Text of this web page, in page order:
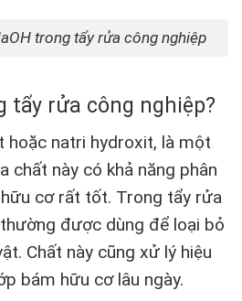
trong tẩy rửa công nghiệp
tẩy rửa công nghiệp?
hoặc natri hydroxit, là một
chất này có khả năng phân
cơ rất tốt. Trong tẩy rửa
được dùng để loại bỏ
Chất này cũng xử lý hiệu
bám hữu cơ lâu ngày.